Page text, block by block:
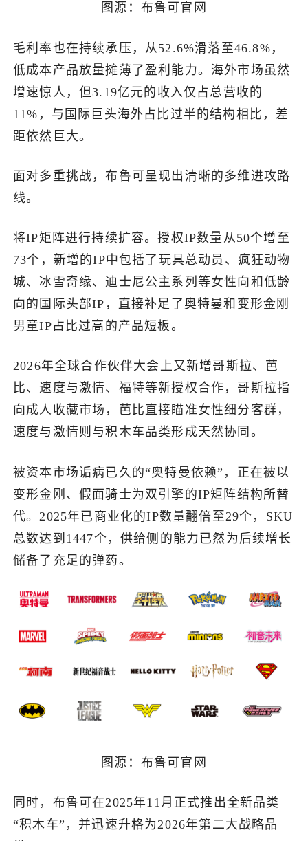
图源：布鲁可官网
毛利率也在持续承压，从52.6%滑落至46.8%，
低成本产品放量摊薄了盈利能力。海外市场虽然
增速惊人，但3.19亿元的收入仅占总营收的
11%，与国际巨头海外占比过半的结构相比，差
距依然巨大。
面对多重挑战，布鲁可呈现出清晰的多维进攻路
线。
将IP矩阵进行持续扩容。授权IP数量从50个增至
73个，新增的IP中包括了玩具总动员、疯狂动物
城、冰雪奇缘、迪士尼公主系列等女性向和低龄
向的国际头部IP，直接补足了奥特曼和变形金刚
男童IP占比过高的产品短板。
2026年全球合作伙伴大会上又新增哥斯拉、芭
比、速度与激情、福特等新授权合作，哥斯拉指
向成人收藏市场，芭比直接瞄准女性细分客群，
速度与激情则与积木车品类形成天然协同。
被资本市场诟病已久的“奥特曼依赖”，正在被以
变形金刚、假面骑士为双引擎的IP矩阵结构所替
代。2025年已商业化的IP数量翻倍至29个，SKU
总数达到1447个，供给侧的能力已然为后续增长
储备了充足的弹药。
图源：布鲁可官网
同时，布鲁可在2025年11月正式推出全新品类
“积木车”，并迅速升格为2026年第二大战略品